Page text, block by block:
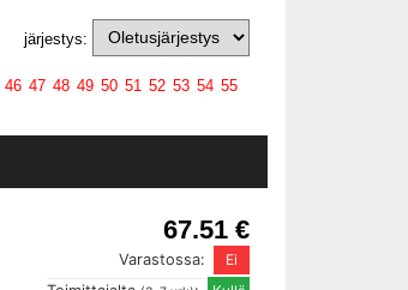
järjestys:
46 47 48 49 50 51 52 53 54 55
67.51 €
Varastossa: